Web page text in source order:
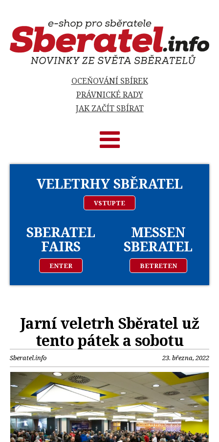
OCEŇOVÁNÍ SBÍREK
PRÁVNICKÉ RADY
JAK ZAČÍT SBÍRAT
VELETRHY SBĚRATEL
VSTUPTE
SBERATEL
FAIRS
ENTER
MESSEN
SBERATEL
BETRETEN
Jarní veletrh Sběratel už
tento pátek a sobotu
Sberatel.info 23. března, 2022